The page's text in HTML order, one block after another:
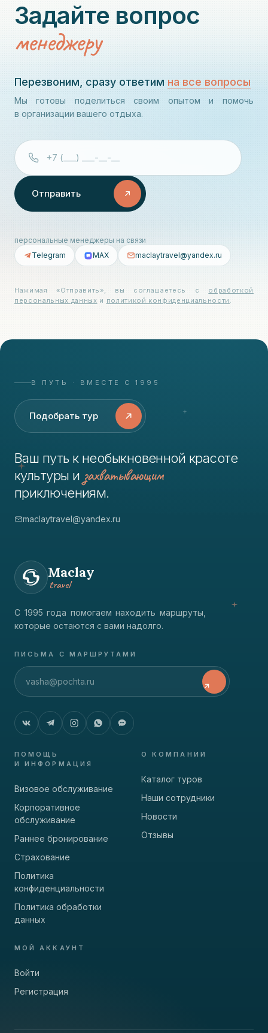
Задайте вопрос
менеджеру
Перезвоним, сразу ответим на все вопросы
Мы готовы поделиться своим опытом и помочь
в организации вашего отдыха.
Отправить
персональные менеджеры на связи
Telegram
MAX maclaytravel@yandex.ru
Нажимая «Отправить», вы соглашаетесь с
обработкой
персональных данных и политикой конфиденциальности .
В ПУТЬ · ВМЕСТЕ С 1995
Подобрать тур
Ваш путь к необыкновенной красоте
культуры и захватывающим
приключениям.
maclaytravel@yandex.ru
Maclay
travel
С 1995 года помогаем находить маршруты,
которые остаются с вами надолго.
ПИСЬМА С МАРШРУТАМИ
ПОМОЩЬ
И ИНФОРМАЦИЯ
Визовое обслуживание
Корпоративное
обслуживание
Раннее бронирование
Страхование
Политика
конфиденциальности
Политика обработки
данных
О КОМПАНИИ
Каталог туров
Наши сотрудники
Новости
Отзывы
МОЙ АККАУНТ
Войти
Регистрация